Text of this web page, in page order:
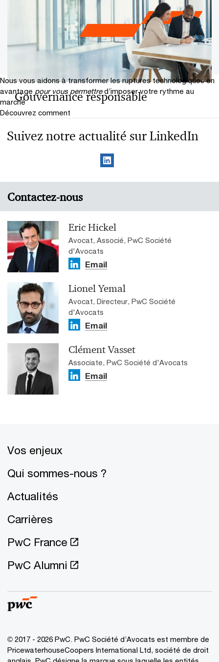
Gouvernance responsable
Nous vous aidons à transformer les ruptures technologiques en
avantage pour vous permettre d’imposer votre rythme au
marché
Découvrez comment
Suivez notre actualité sur LinkedIn
Contactez-nous
Eric Hickel
Avocat, Associé, PwC Société
d'Avocats
Email
Lionel Yemal
Avocat, Directeur, PwC Société
d'Avocats
Email
Clément Vasset
Associate, PwC Société d'Avocats
Email
Vos enjeux
Qui sommes-nous ?
Actualités
Carrières
PwC France
PwC Alumni
© 2017 - 2026 PwC. PwC Société d’Avocats est membre de
PricewaterhouseCoopers International Ltd, société de droit